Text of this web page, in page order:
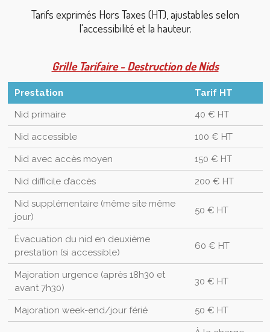
Tarifs exprimés Hors Taxes (HT), ajustables selon
l'accessibilité et la hauteur.
Grille Tarifaire - Destruction de Nids
Prestation
Tarif HT
Nid primaire
40 € HT
Nid accessible 100 € HT
Nid avec accès moyen 150 € HT
Nid difficile d’accès 200 € HT
Nid supplémentaire (même site même
jour)
50 € HT
Évacuation du nid en deuxième
prestation (si accessible)
60 € HT
Majoration urgence (après 18h30 et
avant 7h30)
30 € HT
Majoration week-end/jour férié 50 € HT